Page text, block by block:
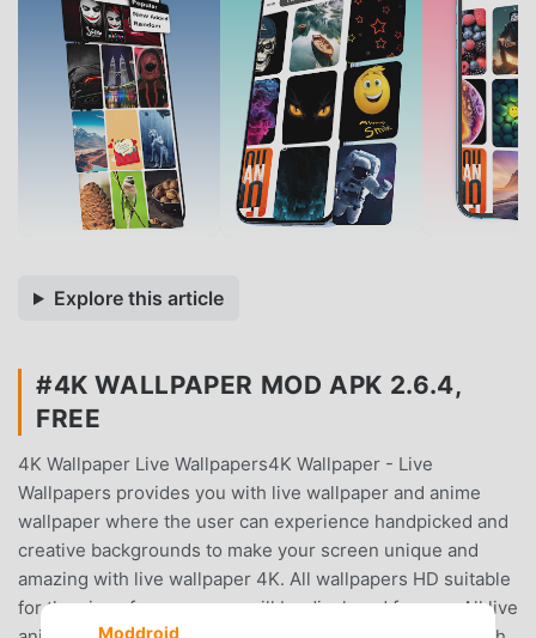
Explore this article
#4K WALLPAPER MOD APK 2.6.4,
FREE
4K Wallpaper Live Wallpapers4K Wallpaper - Live
Wallpapers provides you with live wallpaper and anime
wallpaper where the user can experience handpicked and
creative backgrounds to make your screen unique and
amazing with live wallpaper 4K. All wallpapers HD suitable
for the size of your screen will be displayed for you. All live
Moddroid